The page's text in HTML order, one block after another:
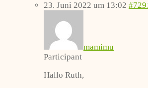
23. Juni 2022 um 13:02
mamimu
Participant
Hallo Ruth,